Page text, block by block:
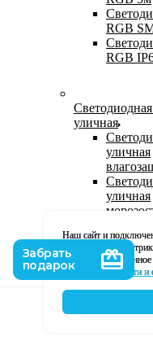
RGB
RGB
уличная
уличная
уличная
220В
уличная
Наш сайт и
числе, Яндекс
использование
кофиденциальности